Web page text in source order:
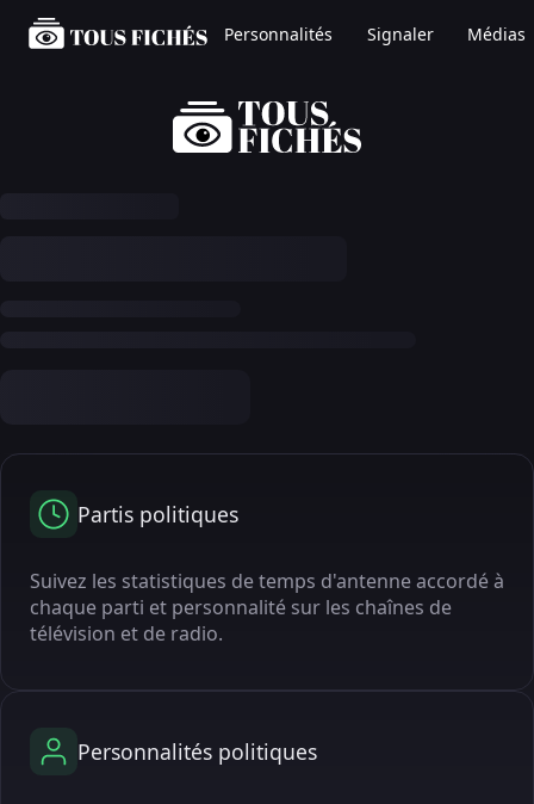
Personnalités Signaler Médias
Partis politiques
Suivez les statistiques de temps d'antenne accordé à
chaque parti et personnalité sur les chaînes de
télévision et de radio.
Personnalités politiques